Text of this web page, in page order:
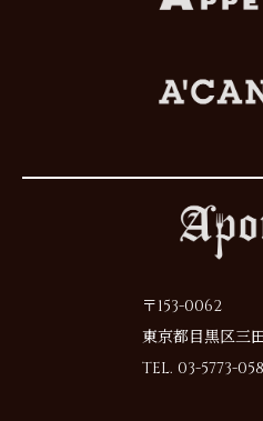
〒153-0062
東京都目黒区三
TEL. 03-5773-